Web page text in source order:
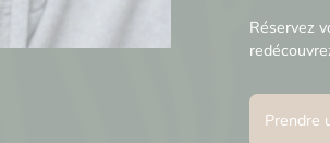
Réservez
Prendre